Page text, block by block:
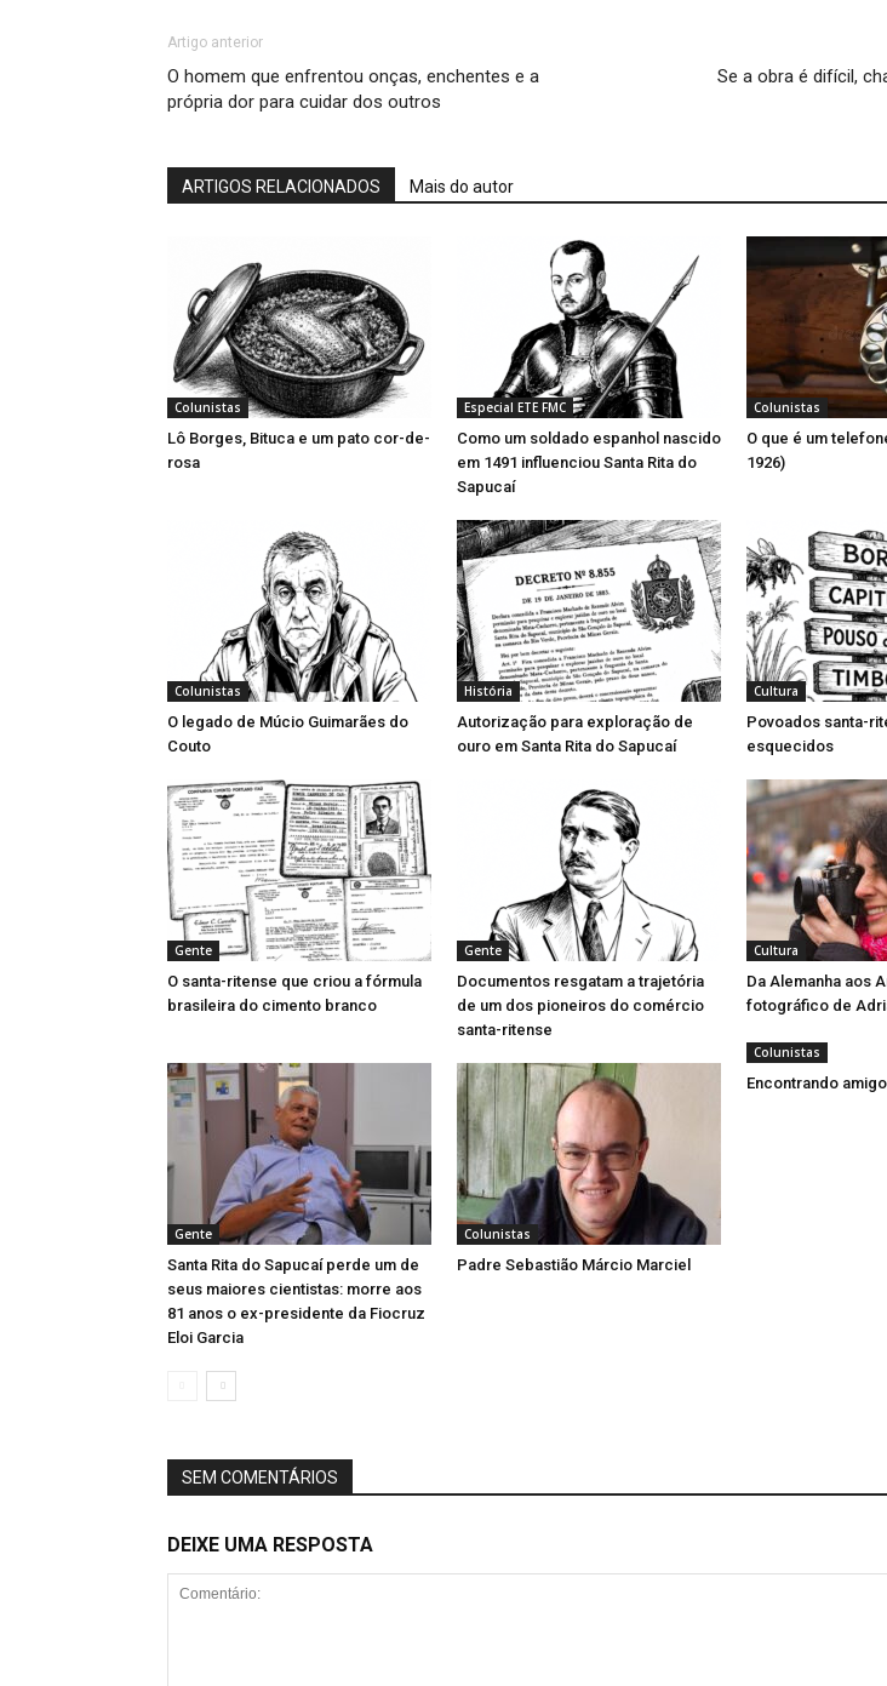
Artigo anterior
O homem que enfrentou onças, enchentes e a
própria dor para cuidar dos outros
Se a obra é difícil,
ARTIGOS RELACIONADOS Mais do autor
Colunistas
Lô Borges, Bituca e um pato cor-de-
rosa
Especial ETE FMC
Como um soldado espanhol nascido
em 1491 influenciou Santa Rita do
Sapucaí
Colunistas
O que é um
1926)
Colunistas
O legado de Múcio Guimarães do
Couto
História
Autorização para exploração de
ouro em Santa Rita do Sapucaí
Cultura
Povoados santa-
esquecidos
Gente
O santa-ritense que criou a fórmula
brasileira do cimento branco
Gente
Documentos resgatam a trajetória
de um dos pioneiros do comércio
santa-ritense
Cultura
Da Alemanha aos
fotográfico de
Gente
Santa Rita do Sapucaí perde um de
seus maiores cientistas: morre aos
81 anos o ex-presidente da Fiocruz
Eloi Garcia
Colunistas
Padre Sebastião Márcio Marciel
Colunistas
Encontrando
SEM COMENTÁRIOS
DEIXE UMA RESPOSTA